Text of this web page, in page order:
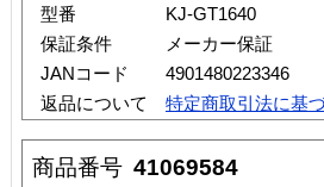
型番
KJ-GT1640
保証条件
メーカー保証
JANコード
4901480223346
返品について
特定商取引法に基
商品番号 41069584